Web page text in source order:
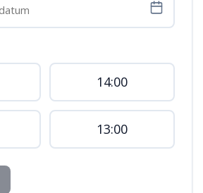
14:00
13:00